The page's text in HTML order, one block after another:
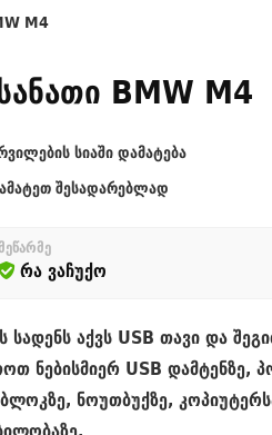
M4
BMW M4
სიაში დამატება
შესადარებლად
რა ვაჩუქო
სადენს აქვს USB თავი და
ნებისმიერ USB დამტენზე,
ბლოკზე, ნოუთბუქზე,